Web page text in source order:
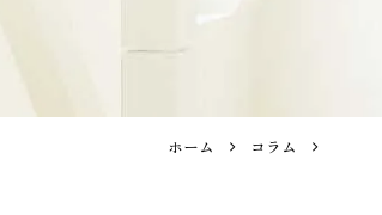
ホーム コラム